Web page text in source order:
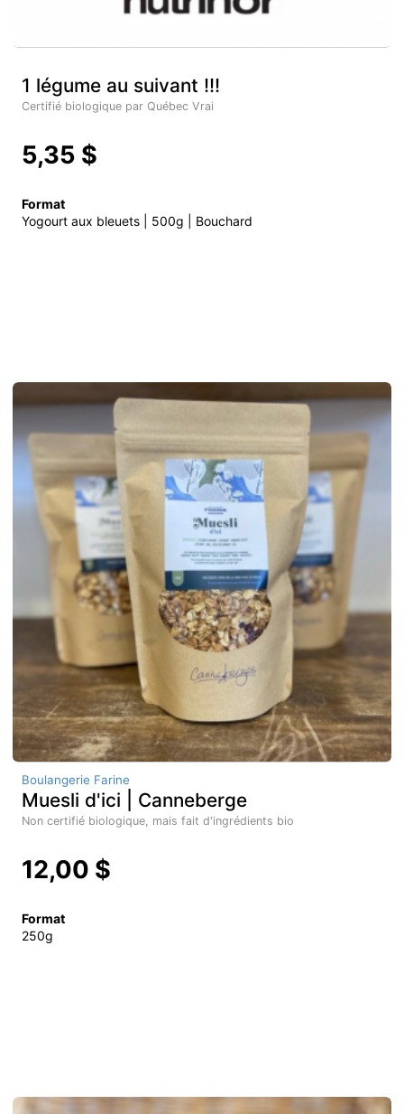
1 légume au suivant !!!
Certifié biologique par Québec Vrai
5,35 $
Format
Yogourt aux bleuets | 500g | Bouchard
Boulangerie Farine
Muesli d'ici | Canneberge
Non certifié biologique, mais fait d'ingrédients bio
12,00 $
Format
250g